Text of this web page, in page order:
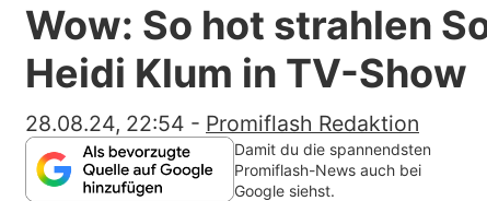
Utiq
Wow: So hot strahlen
Heidi Klum in TV-Show
28.08.24, 22:54 - Promiflash Redaktion
Damit du die spannendsten
Promiflash-News auch bei
Google siehst.